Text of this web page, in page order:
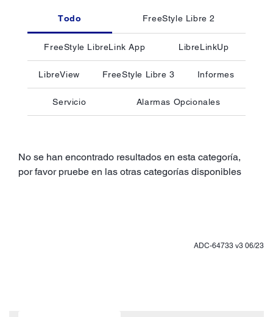
Todo FreeStyle Libre 2
FreeStyle LibreLink App LibreLinkUp
LibreView FreeStyle Libre 3 Informes
Servicio Alarmas Opcionales
No se han encontrado resultados en esta categoría,
por favor pruebe en las otras categorías disponibles
ADC-64733 v3 06/23